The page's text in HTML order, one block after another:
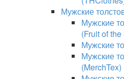
Мужские
Мужские
(Fruit of
Мужские
Мужские
(MerchTex)